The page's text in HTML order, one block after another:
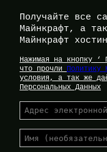
Получайте все
Майнкрафт, а
Майнкрафт
Нажимая на кнопку ‘
что прочли Политику
условия, а так же
Персональных Данных